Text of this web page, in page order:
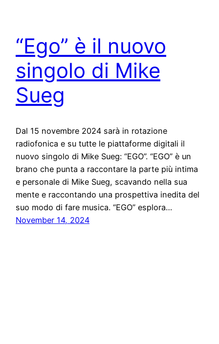
“Ego” è il nuovo
singolo di Mike
Sueg
Dal 15 novembre 2024 sarà in rotazione
radiofonica e su tutte le piattaforme digitali il
nuovo singolo di Mike Sueg: “EGO”. “EGO” è un
brano che punta a raccontare la parte più intima
e personale di Mike Sueg, scavando nella sua
mente e raccontando una prospettiva inedita del
suo modo di fare musica. “EGO” esplora…
November 14, 2024